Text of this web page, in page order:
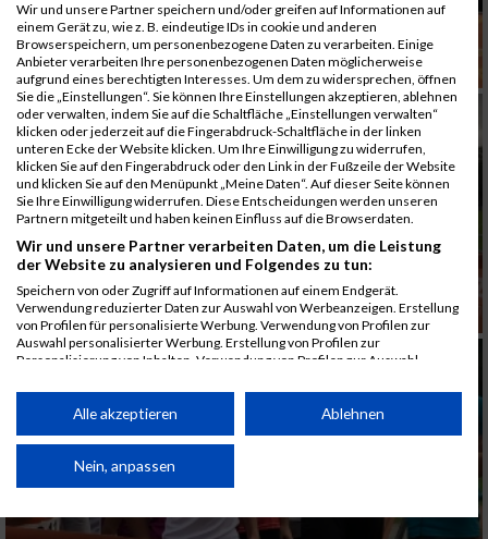
Wir und unsere Partner speichern und/oder greifen auf Informationen auf
einem Gerät zu, wie z. B. eindeutige IDs in cookie und anderen
Browserspeichern, um personenbezogene Daten zu verarbeiten. Einige
Anbieter verarbeiten Ihre personenbezogenen Daten möglicherweise
aufgrund eines berechtigten Interesses. Um dem zu widersprechen, öffnen
Sie die „Einstellungen“. Sie können Ihre Einstellungen akzeptieren, ablehnen
oder verwalten, indem Sie auf die Schaltfläche „Einstellungen verwalten“
klicken oder jederzeit auf die Fingerabdruck-Schaltfläche in der linken
unteren Ecke der Website klicken. Um Ihre Einwilligung zu widerrufen,
klicken Sie auf den Fingerabdruck oder den Link in der Fußzeile der Website
und klicken Sie auf den Menüpunkt „Meine Daten“. Auf dieser Seite können
Sie Ihre Einwilligung widerrufen. Diese Entscheidungen werden unseren
Partnern mitgeteilt und haben keinen Einfluss auf die Browserdaten.
Wir und unsere Partner verarbeiten Daten, um die Leistung
der Website zu analysieren und Folgendes zu tun:
Speichern von oder Zugriff auf Informationen auf einem Endgerät.
Verwendung reduzierter Daten zur Auswahl von Werbeanzeigen. Erstellung
von Profilen für personalisierte Werbung. Verwendung von Profilen zur
Auswahl personalisierter Werbung. Erstellung von Profilen zur
Personalisierung von Inhalten. Verwendung von Profilen zur Auswahl
Performance von Inhalten. Analyse von Zielgruppen durch Statistiken oder
Kombinationen von Daten aus verschiedenen Quellen. Entwicklung und
von Inhalten.
Daten können außerhalb der Europäischen Union weitergegeben und in die
Website/App.
Alle akzeptieren Ablehnen
Nein, anpassen